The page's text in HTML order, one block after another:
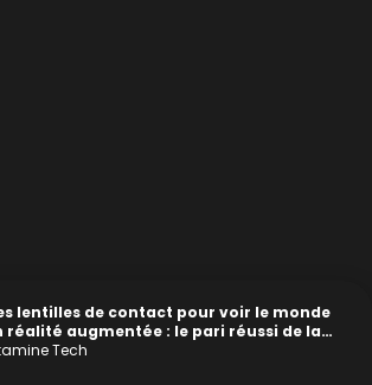
lentilles de contact pour voir le monde
réalité augmentée : le pari réussi de la
Valley
Tech